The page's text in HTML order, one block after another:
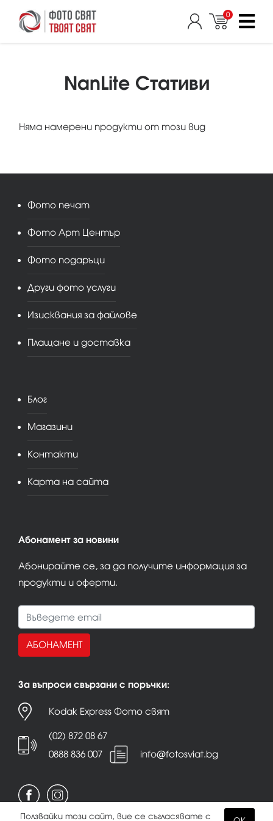
0
NanLite Стативи
Няма намерени продукти от този вид
Фото печат
Фото Арт Център
Фото подаръци
Други фото услуги
Изисквания за файлове
Плащане и доставка
Блог
Магазини
Контакти
Карта на сайта
Абонамент за новини
Абонирайте се, за да получите информация за
продукти и оферти.
АБОНАМЕНТ
За въпроси свързани с поръчки:
Kodak Express Фото свят
(02) 872 08 67
0888 836 007
info@fotosviat.bg
Ползвайки този сайт, вие се съгласявате с